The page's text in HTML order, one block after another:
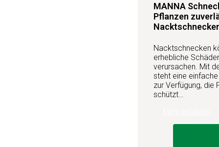
MANNA
Pflanzen
Nacktschnecken
erhebliche
verursachen. Mit
steht eine
zur Verfügung, die
schützt…